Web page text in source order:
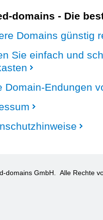
domains - Die
Domains günstig
Sie einfach und
Domain-Endungen
domains GmbH. Alle Rechte